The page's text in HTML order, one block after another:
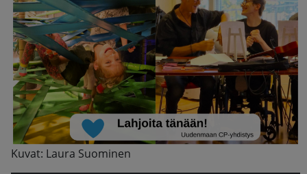
Kuvat: Laura Suominen